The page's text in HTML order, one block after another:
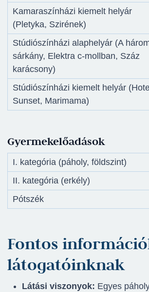
Kamaraszínházi kiemelt helyár
(Pletyka, Szirének)
Stúdiószínházi alaphelyár (A
sárkány, Elektra c-mollban, Száz
karácsony)
Stúdiószínházi kiemelt helyár
Sunset, Marimama)
Gyermekelőadások
I. kategória (páholy, földszint)
II. kategória (erkély)
Pótszék
Fontos
látogatóinknak
Látási viszonyok: Egyes